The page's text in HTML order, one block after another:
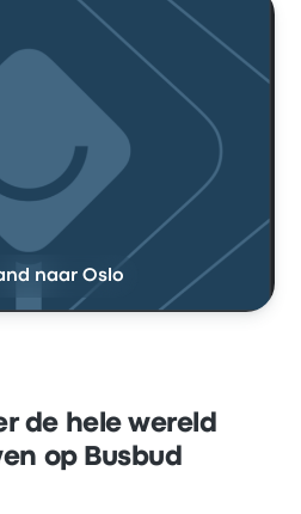
naar Oslo
de hele wereld
op Busbud